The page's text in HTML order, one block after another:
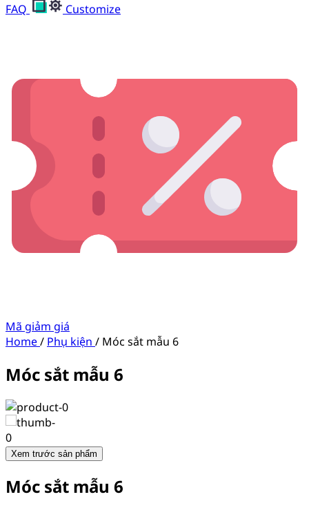
FAQ Customize
Mã giảm giá
Home/ Phụ kiện / Móc sắt mẫu 6
Móc sắt mẫu 6
Xem trước sản phẩm
Móc sắt mẫu 6